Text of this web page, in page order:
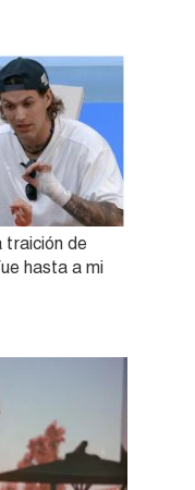
traición de
hasta a mi